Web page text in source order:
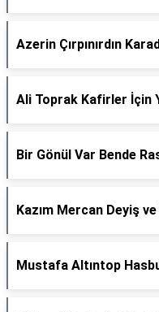
Azerin Çırpınırdın
Ali Toprak Kafirler İçin
Bir Gönül Var Bende
Kazım Mercan Deyiş
Mustafa Altıntop